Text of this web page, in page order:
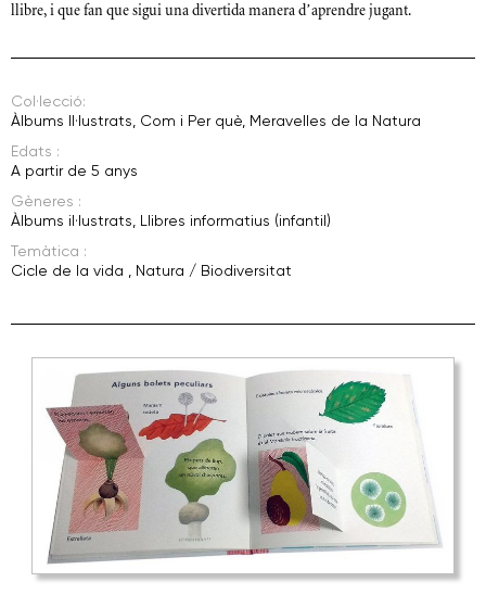
llibre, i que fan que sigui una divertida manera d’aprendre jugant.
Col·lecció:
Àlbums Il·lustrats Com i Per què Meravelles de la Natura
Edats :
A partir de 5 anys
Gèneres :
Àlbums il·lustrats Llibres informatius (infantil)
Temàtica :
Cicle de la vida
Natura / Biodiversitat